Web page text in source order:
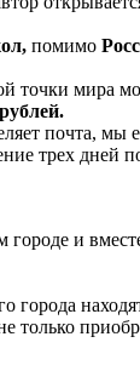
помимо
точки мира
почта, мы
трех дней
и
города
только